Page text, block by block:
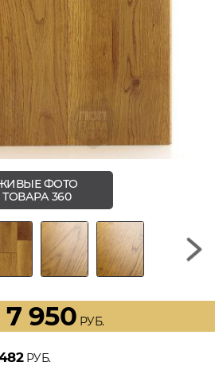
ФОТО
ТОВАРА 360
7 950 РУБ.
РУБ.